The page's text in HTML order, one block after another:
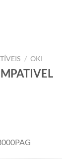
/ OKI